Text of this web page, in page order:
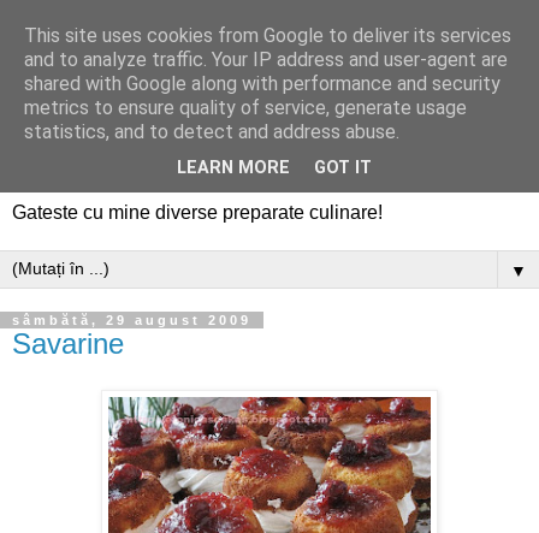
Gateste cu mine diverse preparate culinare!
▼
sâmbătă, 29 august 2009
Savarine
This site uses cookies from Google to deliver its services
and to analyze traffic. Your IP address and user-agent are
shared with Google along with performance and security
metrics to ensure quality of service, generate usage
statistics, and to detect and address abuse.
LEARN MORE GOT IT